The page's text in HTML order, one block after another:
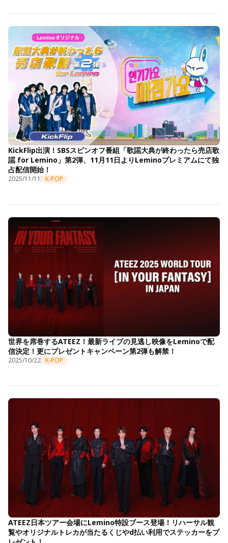
KickFlip出演！SBSスピンオフ番組「歌謡大典が終わったら売店歌
謡 for Lemino」第2弾、11月11日よりLeminoプレミアムにて独
占配信開始！
2025/11/11 K-POP
世界を席巻するATEEZ！最新ライブの見逃し映像をLeminoで配
信決定！更にプレゼントキャンペーン第2弾も解禁！
2025/10/22 K-POP
ATEEZ日本ツアー会場にLemino特設ブース登場！リハーサル観
覧やオリジナルトレカが当たるくじやd払い利用でステッカーをプ